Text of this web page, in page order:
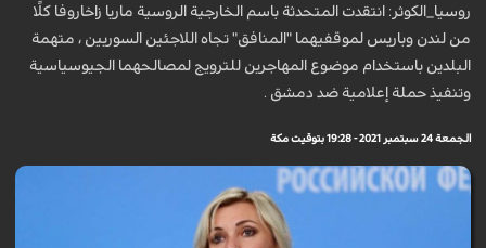
روسيا_الكوثر: انتقدت المتحدثة باسم الخارجية الروسية ماريا زاخاروفا كلًا
من لندن وباريس لموقفيهما "المنافق" تجاه اللاجئين السوريين ، متهمة
البلدين باستخدام موضوع المهاجرين للترويج لمصالحهما الجيوسياسية
وتنفيذ حملة إعلامية ضد دمشق .
الجمعة 24 سبتمبر 2021 - 19:28 بتوقيت مكة